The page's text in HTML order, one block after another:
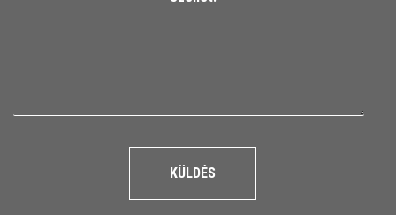
KÜLDÉS